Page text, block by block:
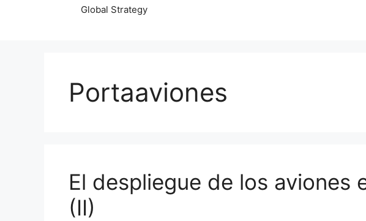
Global Strategy
Portaaviones
El despliegue de los aviones
(II)